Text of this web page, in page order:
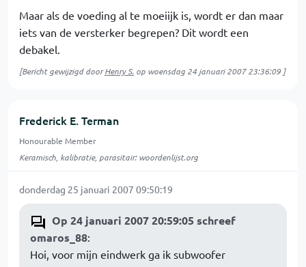
Maar als de voeding al te moeiijk is, wordt er dan maar
iets van de versterker begrepen? Dit wordt een
debakel.
[Bericht gewijzigd doorHenry S. op woensdag 24 januari 2007 23:36:09]
Frederick E. Terman
Honourable Member
Keramisch, kalibratie, parasitair: woordenlijst.org
donderdag 25 januari 2007 09:50:19
Op 24 januari 2007 20:59:05 schreef
omaros_88:
Hoi, voor mijn eindwerk ga ik subwoofer